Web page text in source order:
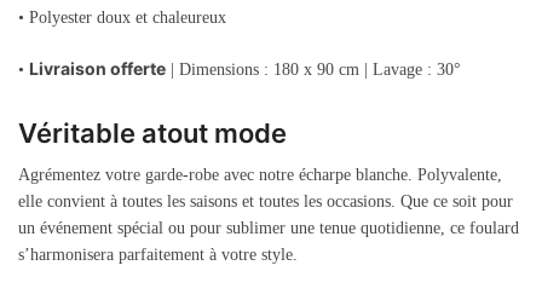
• Polyester doux et chaleureux
• Livraison offerte | Dimensions : 180 x 90 cm | Lavage : 30°
Véritable atout mode
Agrémentez votre garde-robe avec notre écharpe blanche. Polyvalente,
elle convient à toutes les saisons et toutes les occasions. Que ce soit pour
un événement spécial ou pour sublimer une tenue quotidienne, ce foulard
s’harmonisera parfaitement à votre style.